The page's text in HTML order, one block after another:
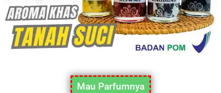
Mau Parfumnya